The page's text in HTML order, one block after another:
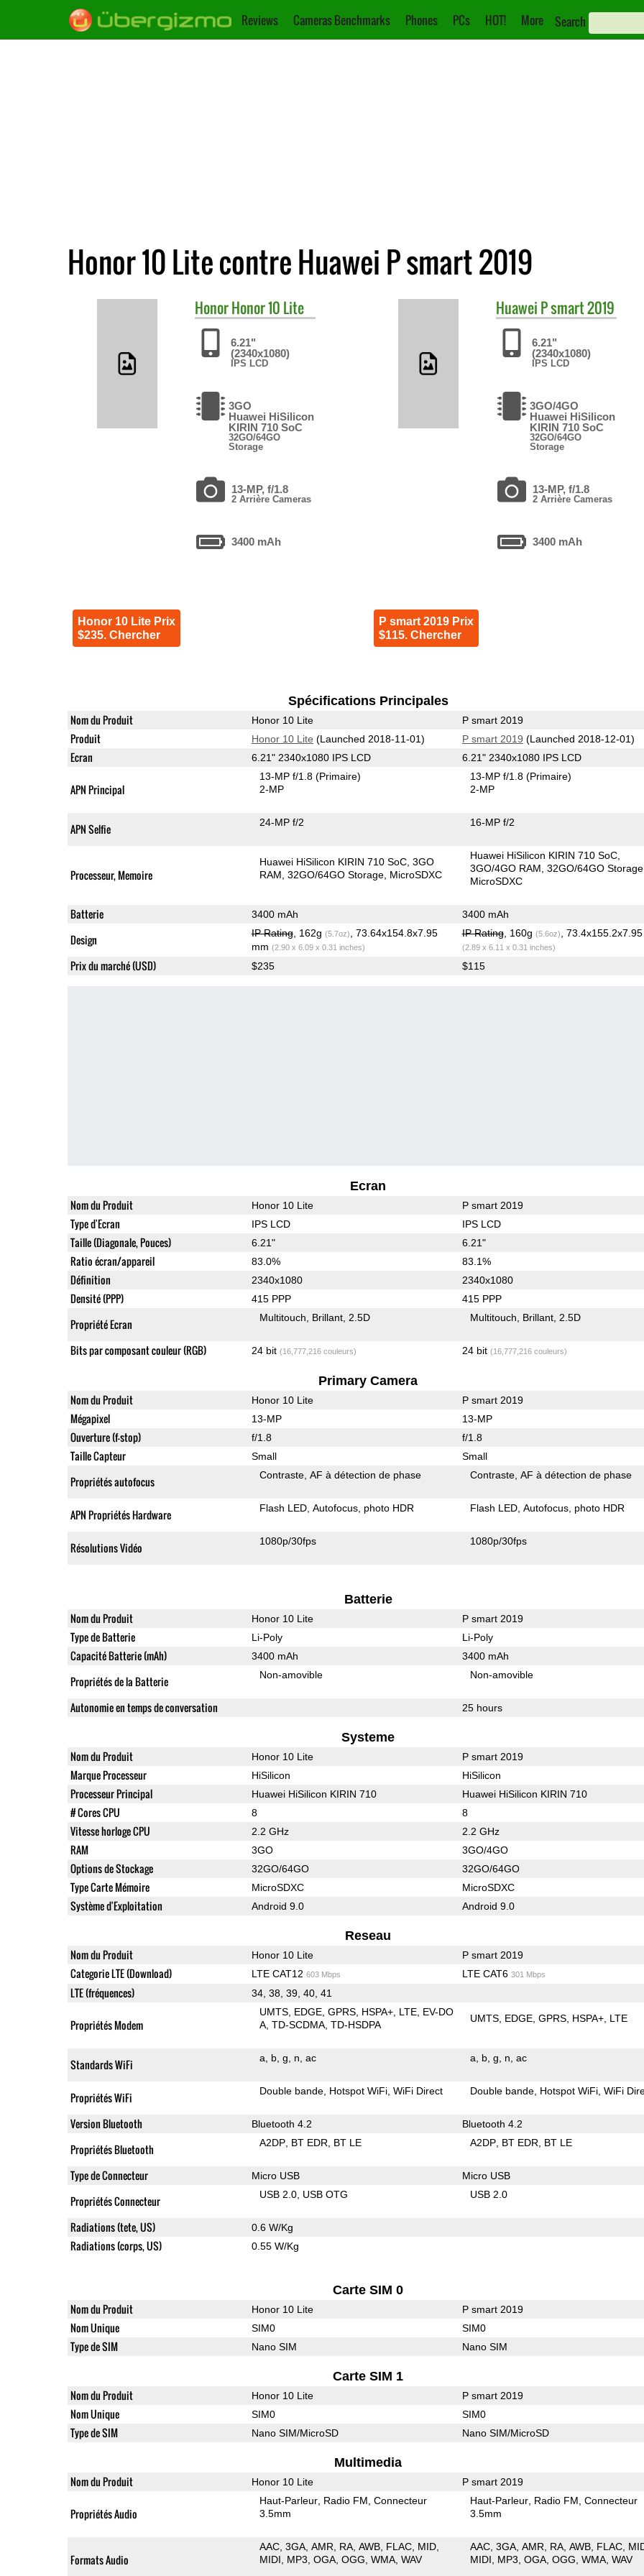
Reviews Cameras Benchmarks Phones PCs HOT! More Search
Honor 10 Lite contre Huawei P smart 2019
HonorHonor 10 Lite
6.21"
(2340x1080)
IPS LCD
3GO
Huawei HiSilicon
KIRIN 710 SoC
32GO/64GO
Storage
13-MP, f/1.8
2 Arrière Cameras
3400 mAh
Honor 10 Lite Prix
$235. Chercher
Huawei P smart 2019
6.21"
(2340x1080)
IPS LCD
3GO/4GO
Huawei HiSilicon
KIRIN 710 SoC
32GO/64GO
Storage
13-MP, f/1.8
2 Arrière Cameras
3400 mAh
P smart 2019 Prix
$115. Chercher
Spécifications Principales
Nom du Produit Honor 10 Lite P smart 2019
Produit Honor 10 Lite (Launched 2018-11-01) P smart 2019 (Launched 2018-12-01)
Ecran 6.21" 2340x1080 IPS LCD 6.21" 2340x1080 IPS LCD
APN Principal
13-MP f/1.8(Primaire)
2-MP
13-MP f/1.8(Primaire)
2-MP
APN Selfie 24-MP f/2 16-MP f/2
Processeur, Memoire
Huawei HiSilicon KIRIN 710 SoC 3GO
RAM 32GO/64GO Storage MicroSDXC
Huawei HiSilicon KIRIN 710 SoC
3GO/4GO RAM 32GO/64GO Storage
MicroSDXC
Batterie 3400 mAh 3400 mAh
Design IP Rating, 162g (5.7oz)
, 73.64x154.8x7.95
mm (2.90 x 6.09 x 0.31 inches)
IP Rating, 160g (5.6oz) ,
(2.89 x 6.11 x 0.31 inches)
Prix du marché (USD) $235 $115
Ecran
Nom du Produit Honor 10 Lite P smart 2019
Type d'Ecran IPS LCD IPS LCD
Taille (Diagonale, Pouces) 6.21" 6.21"
Ratio écran/appareil 83.0% 83.1%
Définition 2340x1080 2340x1080
Densité (PPP) 415 PPP 415 PPP
Propriété Ecran Multitouch Brillant 2.5D Multitouch Brillant 2.5D
Bits par composant couleur (RGB) 24 bit (16,777,216 couleurs) 24 bit (16,777,216 couleurs)
Primary Camera
Nom du Produit Honor 10 Lite P smart 2019
Mégapixel 13-MP 13-MP
Ouverture (f-stop) f/1.8 f/1.8
Taille Capteur Small Small
Propriétés autofocus Contraste AF à détection de phase Contraste AF à détection de phase
APN Propriétés Hardware Flash LED Autofocus photo HDR Flash LED Autofocus photo HDR
Résolutions Vidéo 1080p/30fps 1080p/30fps
Batterie
Nom du Produit Honor 10 Lite P smart 2019
Type de Batterie Li-Poly Li-Poly
Capacité Batterie (mAh) 3400 mAh 3400 mAh
Propriétés de la Batterie Non-amovible Non-amovible
Autonomie en temps de conversation 25 hours
Systeme
Nom du Produit Honor 10 Lite P smart 2019
Marque Processeur HiSilicon HiSilicon
Processeur Principal Huawei HiSilicon KIRIN 710 Huawei HiSilicon KIRIN 710
# Cores CPU 8 8
Vitesse horloge CPU 2.2 GHz 2.2 GHz
RAM 3GO 3GO/4GO
Options de Stockage 32GO/64GO 32GO/64GO
Type Carte Mémoire MicroSDXC MicroSDXC
Système d'Exploitation Android 9.0 Android 9.0
Reseau
Nom du Produit Honor 10 Lite P smart 2019
Categorie LTE (Download) LTE CAT12 603 Mbps LTE CAT6 301 Mbps
LTE (fréquences) 34, 38, 39, 40, 41
Propriétés Modem
UMTS EDGE GPRS HSPA+ LTE EV-DO
A TD-SCDMA TD-HSDPA
UMTS EDGE GPRS HSPA+ LTE
Standards WiFi a b g n ac a b g n ac
Propriétés WiFi Double bande Hotspot WiFi WiFi Direct Double bande Hotspot WiFi WiFi
Version Bluetooth Bluetooth 4.2 Bluetooth 4.2
Propriétés Bluetooth A2DP BT EDR BT LE A2DP BT EDR BT LE
Type de Connecteur Micro USB Micro USB
Propriétés Connecteur USB 2.0 USB OTG USB 2.0
Radiations (tete, US) 0.6 W/Kg
Radiations (corps, US) 0.55 W/Kg
Carte SIM 0
Nom du Produit Honor 10 Lite P smart 2019
Nom Unique SIM0 SIM0
Type de SIM Nano SIM Nano SIM
Carte SIM 1
Nom du Produit Honor 10 Lite P smart 2019
Nom Unique SIM0 SIM0
Type de SIM Nano SIM/MicroSD Nano SIM/MicroSD
Multimedia
Nom du Produit Honor 10 Lite P smart 2019
Propriétés Audio
Haut-Parleur Radio FM Connecteur
3.5mm
Haut-Parleur Radio FM Connecteur
3.5mm
Formats Audio
AAC 3GA AMR RA AWB FLAC MID
MIDI
MP3 OGA OGG WMA WAV
AAC 3GA AMR RA AWB FLAC
MIDI
MP3 OGA OGG WMA WAV